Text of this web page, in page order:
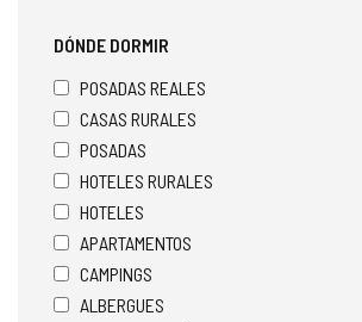
DÓNDE DORMIR
POSADAS REALES
CASAS RURALES
POSADAS
HOTELES RURALES
HOTELES
APARTAMENTOS
CAMPINGS
ALBERGUES